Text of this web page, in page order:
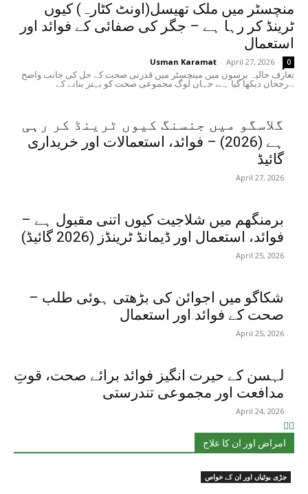
منچسٹر میں ملک تھیسل(اونٹ کٹارہ) کیوں
ٹرینڈ کر رہا ہے – جگر کی صفائی کے فوائد اور
استعمال
Usman Karamat - April 27, 2026 0
تعارف حالیہ برسوں میں مینچسٹر میں قدرتی صحت کے حل کی جانب واضح
رجحان دیکھا گیا ہے، جہاں لوگ مجموعی صحت کو بہتر بنانے کے...
گلاسگو میں جنسنگ کیوں ٹرینڈ کر رہی
ہے (2026) – فوائد، استعمالات اور خریداری
گائیڈ
April 27, 2026
برمنگھم میں شلاجیت کیوں اتنی مقبول ہے –
فوائد، استعمال اور ڈیمانڈ ٹرینڈز (2026 گائیڈ)
April 25, 2026
شکاگو میں اجوائن کی بڑھتی ہوئی طلب –
صحت کے فوائد اور استعمال
April 25, 2026
لہسن کے حیرت انگیز فوائد برائے صحت، قوتِ
مدافعت اور مجموعی تندرستی
April 24, 2026
امراض اور ان کا علاج
جڑی بوٹیاں اور ان کے خواص